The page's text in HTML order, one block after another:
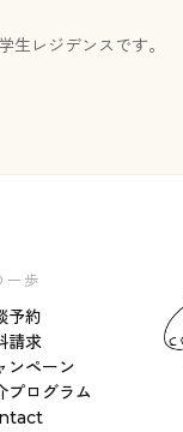
レジデンスです。
一歩
予約
請求
ンペーン
プログラム